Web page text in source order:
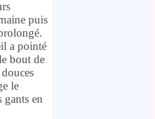
puis
a pointé
bout de
le
gants en